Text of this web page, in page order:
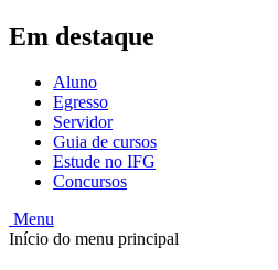
Em destaque
Aluno
Egresso
Servidor
Guia de cursos
Estude no IFG
Concursos
Menu
Início do menu principal